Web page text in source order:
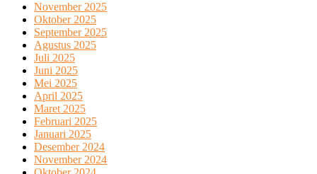
November 2025
Oktober 2025
September 2025
Agustus 2025
Juli 2025
Juni 2025
Mei 2025
April 2025
Maret 2025
Februari 2025
Januari 2025
Desember 2024
November 2024